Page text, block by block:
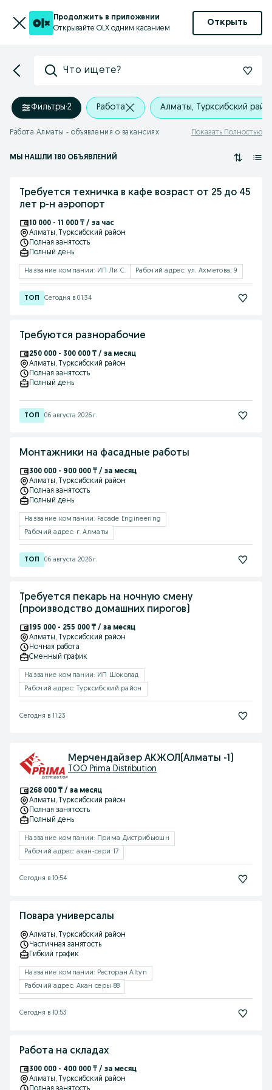
Продолжить в приложении
Открывайте OLX одним касанием
Открыть
Что ищете?
Фильтры·2 Работа Алматы, Турксибский
Работа Алматы - объявления о вакансиях Показать Полностью
МЫ НАШЛИ 180 ОБЪЯВЛЕНИЙ
Требуется техничка в кафе возраст от 25 до 45
лет р-н аэропорт
10 000 - 11 000 ₸ / за час
Алматы, Турксибский район
Полная занятость
Полный день
Название компании: ИП Ли С. Рабочий адрес: ул. Ахметова, 9
Сегодня в 01:34
Требуются разнорабочие
250 000 - 300 000 ₸ / за месяц
Алматы, Турксибский район
Полная занятость
Полный день
06 августа 2026 г.
Монтажники на фасадные работы
300 000 - 900 000 ₸ / за месяц
Алматы, Турксибский район
Полная занятость
Полный день
Название компании: Facade Engineering
Рабочий адрес: г. Алматы
06 августа 2026 г.
Требуется пекарь на ночную смену
(производство домашних пирогов)
195 000 - 255 000 ₸ / за месяц
Алматы, Турксибский район
Ночная работа
Сменный график
Название компании: ИП Шоколад
Рабочий адрес: Турксибский район
Сегодня в 11:23
Мерчендайзер АКЖОЛ(Алматы -1)
TOO Prima Distribution
268 000 ₸ / за месяц
Алматы, Турксибский район
Полная занятость
Полный день
Название компании: Прима Дистрибьюшн
Рабочий адрес: акан-сери 17
Сегодня в 10:54
Повара универсалы
Алматы, Турксибский район
Частичная занятость
Гибкий график
Название компании: Ресторан Altyn
Рабочий адрес: Акан серы 88
Сегодня в 10:53
Работа на складах
300 000 - 400 000 ₸ / за месяц
Алматы, Турксибский район